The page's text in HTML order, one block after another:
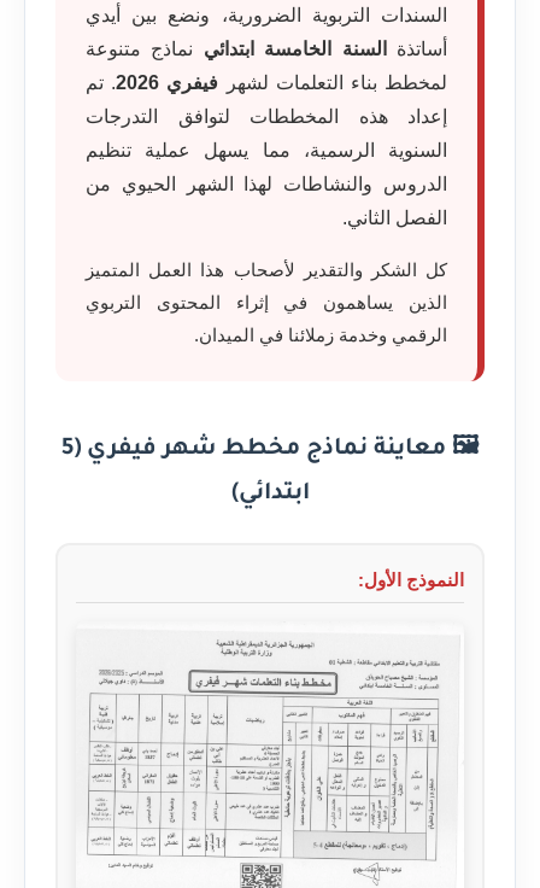
السندات التربوية الضرورية، ونضع بين أيدي
أساتذة
السنة الخامسة ابتدائي نماذج متنوعة
لمخطط بناء التعلمات لشهر فيفري 2026
. تم
إعداد هذه المخططات لتوافق التدرجات
السنوية الرسمية، مما يسهل عملية تنظيم
الدروس والنشاطات لهذا الشهر الحيوي من
الفصل الثاني.
كل الشكر والتقدير لأصحاب هذا العمل المتميز
الذين يساهمون في إثراء المحتوى التربوي
الرقمي وخدمة زملائنا في الميدان.
🖼️ معاينة نماذج مخطط شهر فيفري (5
ابتدائي)
النموذج الأول: